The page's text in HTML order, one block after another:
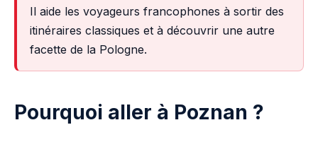
Il aide les voyageurs francophones à sortir des
itinéraires classiques et à découvrir une autre
facette de la Pologne.
Pourquoi aller à Poznan ?